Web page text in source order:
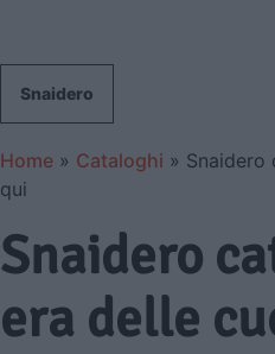
Snaidero
Home » Cataloghi » Snaidero
qui
Snaidero
era delle